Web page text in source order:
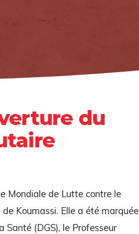
du
Mondiale de Lutte contre le
Koumassi. Elle a été marquée
Santé (DGS), le Professeur